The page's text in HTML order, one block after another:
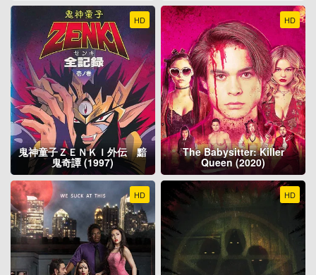
HD
鬼神童子ＺＥＮＫＩ外伝 黯
鬼奇譚 (1997)
HD
The Babysitter: Killer
Queen (2020)
HD HD